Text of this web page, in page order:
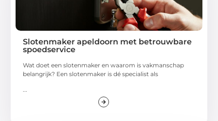
Slotenmaker apeldoorn met betrouwbare
spoedservice
Wat doet een slotenmaker en waarom is vakmanschap
belangrijk? Een slotenmaker is dé specialist als